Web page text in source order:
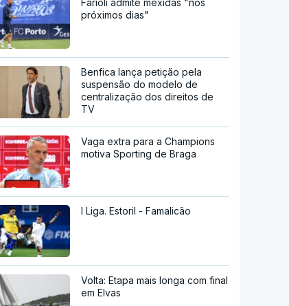
Farioli admite mexidas "nos
próximos dias"
Benfica lança petição pela
suspensão do modelo de
centralização dos direitos de
TV
Vaga extra para a Champions
motiva Sporting de Braga
I Liga. Estoril - Famalicão
Volta: Etapa mais longa com final
em Elvas